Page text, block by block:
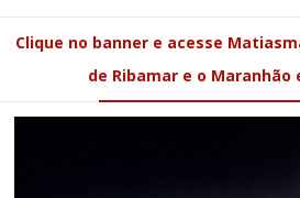
Clique no banner e acesse
de Ribamar e o Maranhão